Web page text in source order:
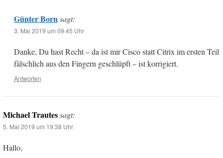
Günter Born sagt:
3. Mai 2019 um 09:45 Uhr
Danke, Du hast Recht – da ist mir Cisco statt Citrix im ersten Teil
fälschlich aus den Fingern geschlüpft – ist korrigiert.
Antworten
Michael Trautessagt:
5. Mai 2019 um 19:38 Uhr
Hallo,